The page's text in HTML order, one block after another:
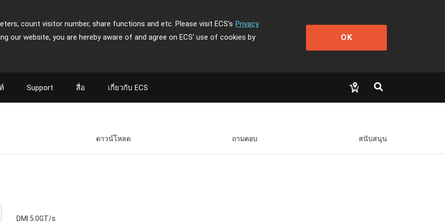
count visitor number, share functions and etc. Please visit ECS's Privacy
our website, you are hereby aware of and agree on ECS' use of cookies by
OK
Support สื่อ เกี่ยวกับ ECS
ดาวน์โหลด ถามตอบ สนับสนุน
DMI 5.0GT/s